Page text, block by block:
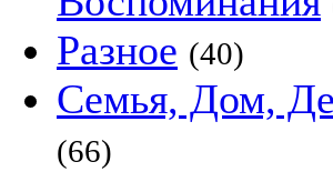
Разное (40)
Семья, Дом,
(66)